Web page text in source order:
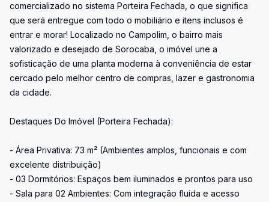
comercializado no sistema Porteira Fechada, o que significa
que será entregue com todo o mobiliário e itens inclusos é
entrar e morar! Localizado no Campolim, o bairro mais
valorizado e desejado de Sorocaba, o imóvel une a
sofisticação de uma planta moderna à conveniência de estar
cercado pelo melhor centro de compras, lazer e gastronomia
da cidade.
Destaques Do Imóvel (Porteira Fechada):
- Área Privativa: 73 m² (Ambientes amplos, funcionais e com
excelente distribuição)
- 03 Dormitórios: Espaços bem iluminados e prontos para uso
- Sala para 02 Ambientes: Com integração fluida e acesso